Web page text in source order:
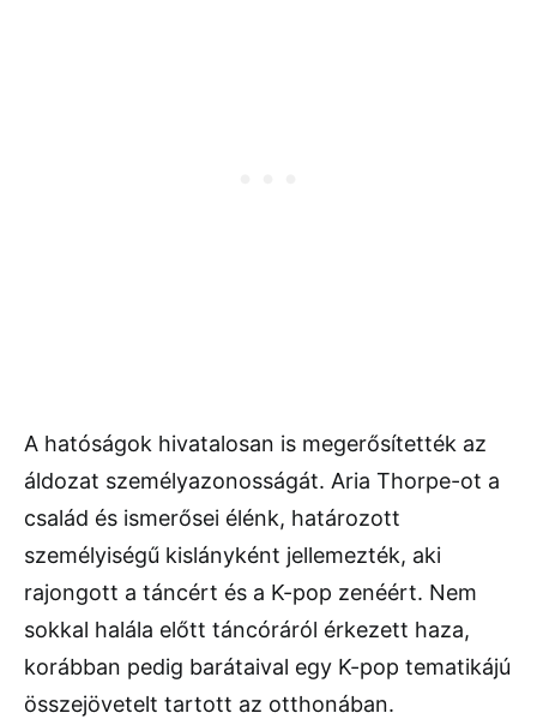
A hatóságok hivatalosan is megerősítették az
áldozat személyazonosságát. Aria Thorpe-ot a
család és ismerősei élénk, határozott
személyiségű kislányként jellemezték, aki
rajongott a táncért és a K-pop zenéért. Nem
sokkal halála előtt táncóráról érkezett haza,
korábban pedig barátaival egy K-pop tematikájú
összejövetelt tartott az otthonában.